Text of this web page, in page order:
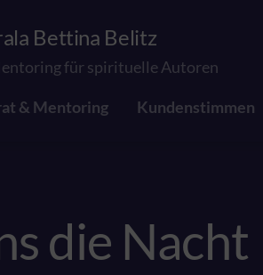
Bettina Belitz
für spirituelle Autoren
& Mentoring Kundenstimmen
die Nacht